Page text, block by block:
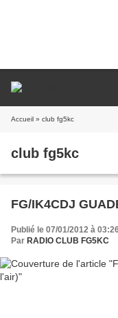
Accueil » club fg5kc
club fg5kc
FG/IK4CDJ
Publié le 07/01/2012 à
Par RADIO CLUB FG5KC